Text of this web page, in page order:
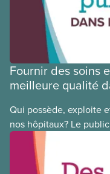
national pour la justice
Fournir des soins
meilleure qualité
Qui possède, exploite
nos hôpitaux? Le
une différence. Un
en donne plus et est